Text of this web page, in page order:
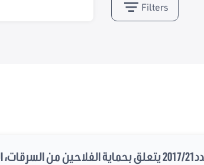
Filters